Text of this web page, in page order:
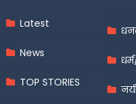
Latest
News
TOP STORIES